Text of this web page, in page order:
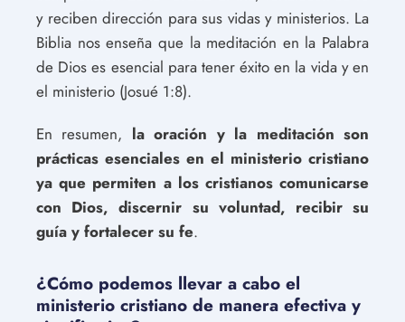
y reciben dirección para sus vidas y ministerios. La
Biblia nos enseña que la meditación en la Palabra
de Dios es esencial para tener éxito en la vida y en
el ministerio (Josué 1:8).
En resumen, la oración y la meditación son
prácticas esenciales en el ministerio cristiano
ya que permiten a los cristianos comunicarse
con Dios, discernir su voluntad, recibir su
guía y fortalecer su fe.
¿Cómo podemos llevar a cabo el
ministerio cristiano de manera efectiva y